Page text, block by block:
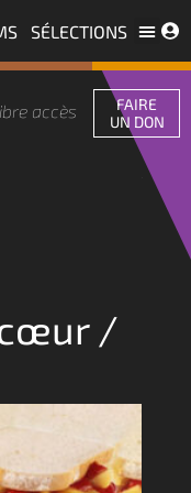
SÉLECTIONS
accès
FAIRE
UN DON
cœur /